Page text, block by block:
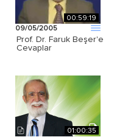
00:59:19
09/05/2005
Prof. Dr. Faruk Beşer'e
Cevaplar
01:00:35